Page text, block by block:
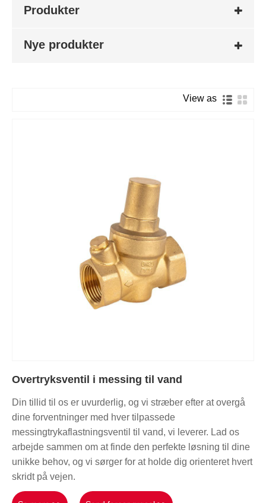
Produkter
Nye produkter
View as
Overtryksventil i messing til vand
Din tillid til os er uvurderlig, og vi stræber efter at overgå
dine forventninger med hver tilpassede
messingtrykaflastningsventil til vand, vi leverer. Lad os
arbejde sammen om at finde den perfekte løsning til dine
unikke behov, og vi sørger for at holde dig orienteret hvert
skridt på vejen.